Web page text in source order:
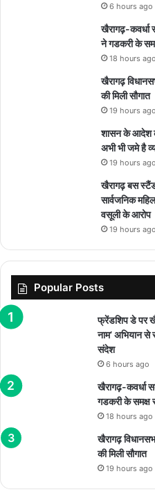
6 hours ago
खैरागढ़-कवर्धा
ने गडकरी के
18 hours ago
खैरागढ़
की मिली सौगात
19 hours ago
शासन के आदेश
अभी भी जमे है
19 hours ago
खैरागढ़ बस स्टैंड
सार्वजनिक
वसूली के आरोप
19 hours ago
Popular Posts
फ्रेंडशिप डे पर
नाम’ अभियान से
संदेश
6 hours ago
खैरागढ़-कवर्धा
गडकरी के समक्ष
18 hours ago
खैरागढ़
की मिली सौगात
19 hours ago